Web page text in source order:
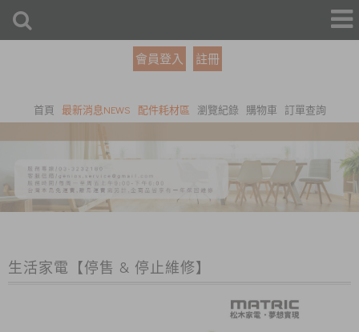
會員登入 註冊
首頁 最新消息NEWS 配件耗材區 瀏覽紀錄 購物車 訂單查詢
生活家電【停售 & 停止維修】